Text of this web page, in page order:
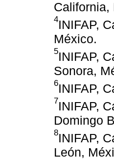
California,
4INIFAP,
México.
5INIFAP,
Sonora,
6INIFAP,
7INIFAP,
Domingo
8INIFAP,
León,